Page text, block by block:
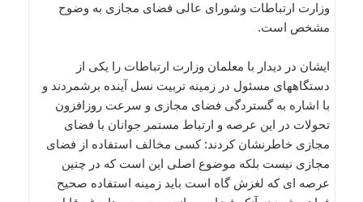
وزارت ارتباطات وشورای عالی فضای مجازی به وضوح
مشخص است.
ایشان در دیدار با معلمان وزارت ارتباطات را یکی از
دستگاههای مسئول در زمینه تربیت نسل آینده برشمردند و
با اشاره به گستردگی فضای مجازی و سرعت روزافزون
تحولات در این عرصه و ارتباط مستمر جوانان با فضای
مجازی خاطرنشان کردند: کسی مخالف استفاده از فضای
مجازی نیست بلکه موضوع اصلی این است که در چنین
عرصه ای که لغزش گاه است باید زمینه استفاده صحیح